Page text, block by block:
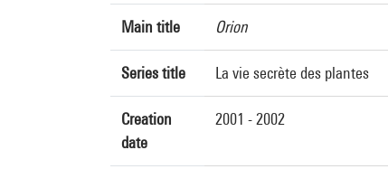
Main title Orion
Series title La vie secrète des plantes
Creation
date
2001 - 2002